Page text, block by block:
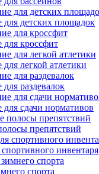
для детских площадок
для кроссфит
легкой атлетики
раздевалок
сдачи нормативов
препятствий
инвентаря
спорта